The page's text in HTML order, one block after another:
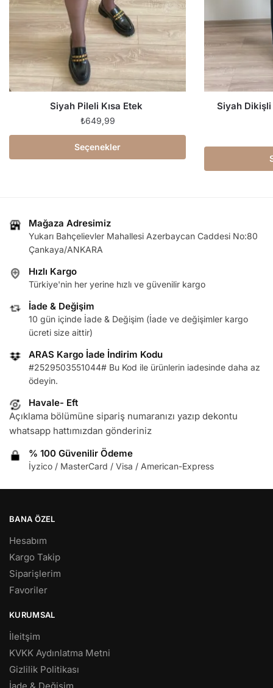
Siyah Pileli Kısa Etek
₺649,99
Seçenekler
Siyah
Mağaza Adresimiz
Yukarı Bahçelievler Mahallesi Azerbaycan Caddesi No:80
Çankaya/ANKARA
Hızlı Kargo
Türkiye'nin her yerine hızlı ve güvenilir kargo
İade & Değişim
10 gün içinde İade & Değişim (İade ve değişimler kargo
ücreti size aittir)
ARAS Kargo İade İndirim Kodu
#2529503551044# Bu Kod ile ürünlerin iadesinde daha az
ödeyin.
Havale- Eft
Açıklama bölümüne sipariş numaranızı yazıp dekontu
whatsapp hattımızdan gönderiniz
% 100 Güvenilir Ödeme
İyzico / MasterCard / Visa / American-Express
BANA ÖZEL
Hesabım
Kargo Takip
Siparişlerim
Favoriler
KURUMSAL
İleitşim
KVKK Aydınlatma Metni
Gizlilik Politikası
İade & Değişim